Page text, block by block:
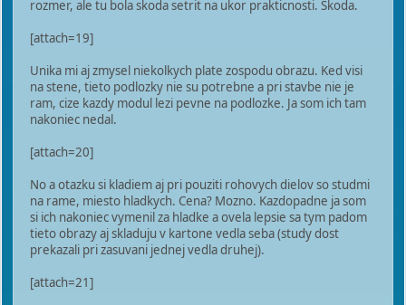
rozmer, ale tu bola skoda setrit na ukor prakticnosti. Skoda.
[attach=19]
Unika mi aj zmysel niekolkych plate zospodu obrazu. Ked visi
na stene, tieto podlozky nie su potrebne a pri stavbe nie je
ram, cize kazdy modul lezi pevne na podlozke. Ja som ich tam
nakoniec nedal.
[attach=20]
No a otazku si kladiem aj pri pouziti rohovych dielov so studmi
na rame, miesto hladkych. Cena? Mozno. Kazdopadne ja som
si ich nakoniec vymenil za hladke a ovela lepsie sa tym padom
tieto obrazy aj skladuju v kartone vedla seba (study dost
prekazali pri zasuvani jednej vedla druhej).
[attach=21]